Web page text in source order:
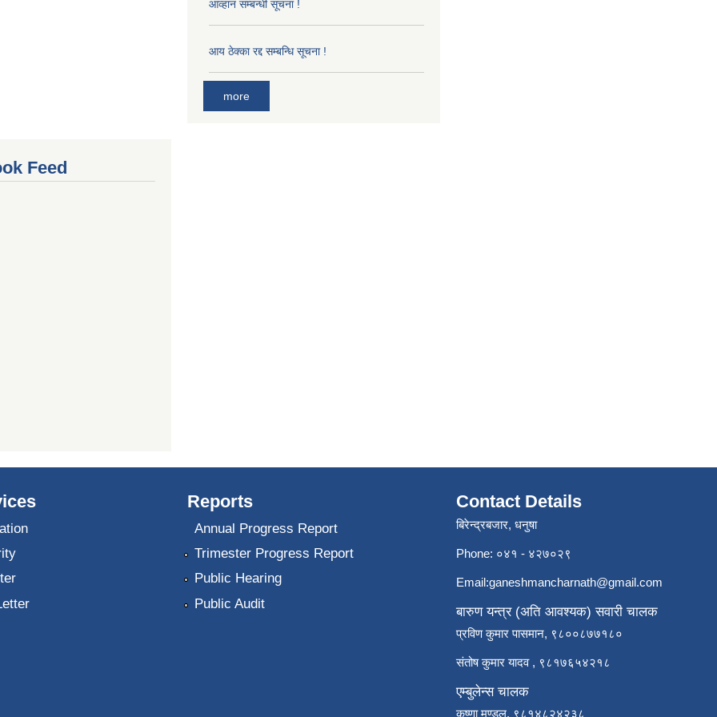
आव्हान सम्बन्धी सूचना !
आय ठेक्का रद्द सम्बन्धि सूचना !
more
Feed
Reports
Annual Progress Report
Trimester Progress Report
Public Hearing
Public Audit
Contact Details
बिरेन्द्रबजार, धनुषा
Phone: ०४१ - ४२७०२९
Email:ganeshmancharnath@gmail.com
बारुण यन्त्र (अति आवश्यक) सवारी चालक
प्रविण कुमार पासमान, ९८००८७७१८०
संतोष कुमार यादव , ९८१७६५४२१८
एम्बुलेन्स चालक
कृष्णा मण्डल, ९८१४८२४२३८